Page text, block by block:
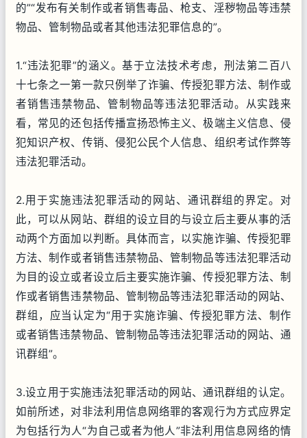
的”“发布有关制作或者销售毒品、枪支、淫秽物品等违禁
物品、管制物品或者其他违法犯罪信息的”。
1.“违法犯罪”的涵义。基于立法技术考虑，刑法第二百八
十七条之一第一款只例举了诈骗、传授犯罪方法、制作或
者销售违禁物品、管制物品等违法犯罪活动。从实践来
看，常见的还包括传播宣扬恐怖主义、极端主义信息、侵
犯知识产权、传销、侵犯公民个人信息、组织考试作弊等
违法犯罪活动。
2.用于实施违法犯罪活动的网站、通讯群组的界定。对
此，可以从网站、群组的设立目的与设立后主要从事的活
动两个方面加以判断。具体而言，以实施诈骗、传授犯罪
方法、制作或者销售违禁物品、管制物品等违法犯罪活动
为目的设立或者设立后主要实施诈骗、传授犯罪方法、制
作或者销售违禁物品、管制物品等违法犯罪活动的网站、
群组，应当认定为“用于实施诈骗、传授犯罪方法、制作
或者销售违禁物品、管制物品等违法犯罪活动的网站、通
讯群组”。
3.设立用于实施违法犯罪活动的网站、通讯群组的认定。
如前所述，对非法利用信息网络罪的客观行为方式应界定
为包括行为人“为自己或者为他人”非法利用信息网络的情